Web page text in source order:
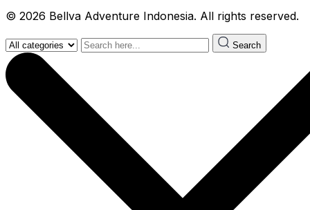
© 2026 Bellva Adventure Indonesia. All rights reserved.
Search